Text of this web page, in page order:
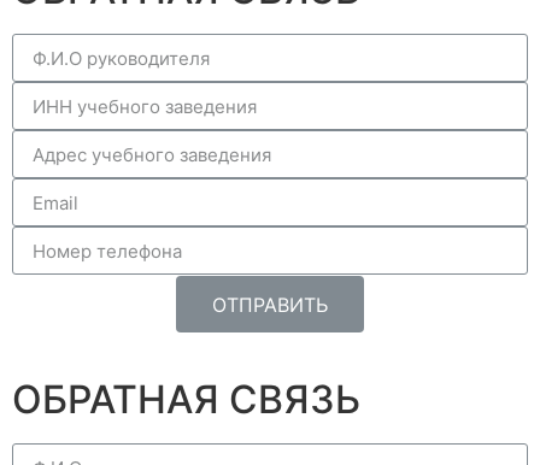
ОТПРАВИТЬ
ОБРАТНАЯ СВЯЗЬ